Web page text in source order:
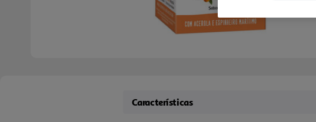
Características